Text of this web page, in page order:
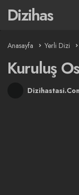
Dizihas
Anasayfa Yerli Dizi
Kuruluş